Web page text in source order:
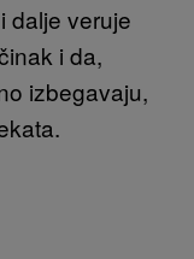
dalje veruje
i da,
izbegavaju,